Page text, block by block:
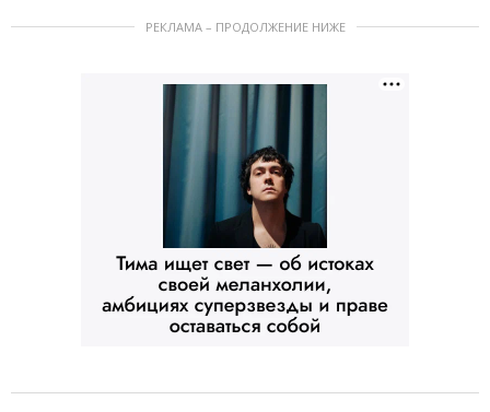
РЕКЛАМА – ПРОДОЛЖЕНИЕ НИЖЕ